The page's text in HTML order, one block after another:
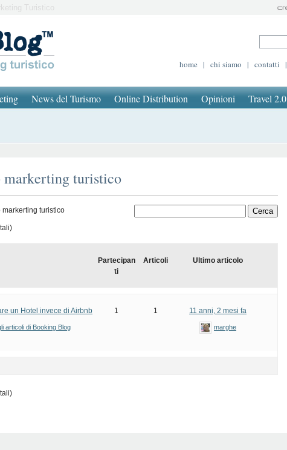
Turistico
home | chi siamo | contatti |
News del Turismo Online Distribution Opinioni Travel 2.0
markerting turistico
turistico
Partecipan
ti
Articoli Ultimo articolo
un Hotel invece di Airbnb
articoli di Booking Blog
1 1 11 anni, 2 mesi fa
marghe